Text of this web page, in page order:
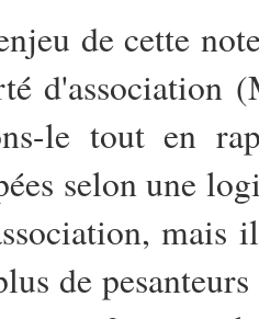
de cette
d'association
le tout en
selon une
mais
de